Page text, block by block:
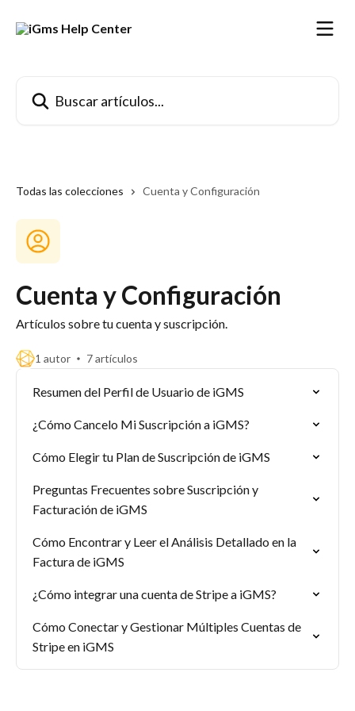
Todas las colecciones Cuenta y Configuración
Cuenta y Configuración
Artículos sobre tu cuenta y suscripción.
1 autor 7 artículos
Resumen del Perfil de Usuario de iGMS
¿Cómo Cancelo Mi Suscripción a iGMS?
Cómo Elegir tu Plan de Suscripción de iGMS
Preguntas Frecuentes sobre Suscripción y
Facturación de iGMS
Cómo Encontrar y Leer el Análisis Detallado en la
Factura de iGMS
¿Cómo integrar una cuenta de Stripe a iGMS?
Cómo Conectar y Gestionar Múltiples Cuentas de
Stripe en iGMS